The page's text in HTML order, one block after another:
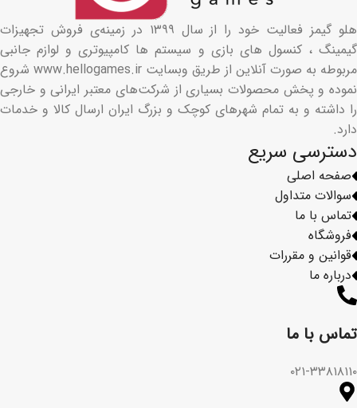
تماس با ما​
۰۲۱-۳۳۸۱۸۱۱۰
فروشگاه
قوانین و مقررات
درباره ما
دسترسی سریع
صفحه اصلی
سوالات متداول
تماس با ما
هلو گیمز فعالیت خود را از سال ۱۳۹۹ در زمینه‌ی فروش تجهیزات
گیمینگ ، کنسول های بازی و سیستم ها کامپیوتری و لوازم جانبی
مربوطه به صورت آنلاین از طریق وبسایت www.hellogames.ir شروع
نموده و پخش محصولات بسیاری از شرکت‌های معتبر ایرانی و خارجی
را داشته و به تمام شهرهای کوچک و بزرگ ایران ارسال کالا و خدمات
دارد.